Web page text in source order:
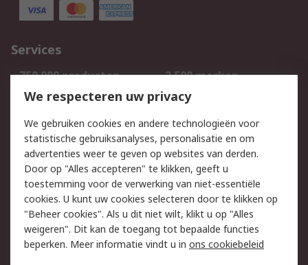
Services
750.000 producten
2.500 merken
Bestellen
Inkoopoplossingen
Track & Trace
Wettelijk
Cookiebeleid
Email veiligheid
Privacybeleid
Websitevoorwaarden
Algemene
verkoopvoorwaarden
We respecteren uw privacy
We gebruiken cookies en andere technologieën voor
statistische gebruiksanalyses, personalisatie en om
advertenties weer te geven op websites van derden.
Door op "Alles accepteren" te klikken, geeft u
toestemming voor de verwerking van niet-essentiële
cookies. U kunt uw cookies selecteren door te klikken op
"Beheer cookies". Als u dit niet wilt, klikt u op "Alles
weigeren". Dit kan de toegang tot bepaalde functies
beperken. Meer informatie vindt u in ons cookiebeleid